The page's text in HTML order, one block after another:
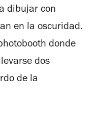
dibujar con
en la oscuridad.
donde
dos
de la